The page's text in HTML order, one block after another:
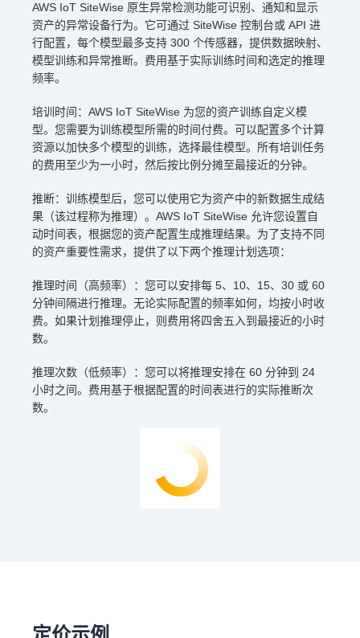
AWS IoT SiteWise 原生异常检测功能可识别、通知和显示
资产的异常设备行为。它可通过 SiteWise 控制台或 API 进
行配置，每个模型最多支持 300 个传感器，提供数据映射、
模型训练和异常推断。费用基于实际训练时间和选定的推理
频率。
培训时间：AWS IoT SiteWise 为您的资产训练自定义模
型。您需要为训练模型所需的时间付费。可以配置多个计算
资源以加快多个模型的训练，选择最佳模型。所有培训任务
的费用至少为一小时，然后按比例分摊至最接近的分钟。
推断：训练模型后，您可以使用它为资产中的新数据生成结
果（该过程称为推理）。AWS IoT SiteWise 允许您设置自
动时间表，根据您的资产配置生成推理结果。为了支持不同
的资产重要性需求，提供了以下两个推理计划选项：
推理时间（高频率）：您可以安排每 5、10、15、30 或 60
分钟间隔进行推理。无论实际配置的频率如何，均按小时收
费。如果计划推理停止，则费用将四舍五入到最接近的小时
数。
推理次数（低频率）：您可以将推理安排在 60 分钟到 24
小时之间。费用基于根据配置的时间表进行的实际推断次
数。